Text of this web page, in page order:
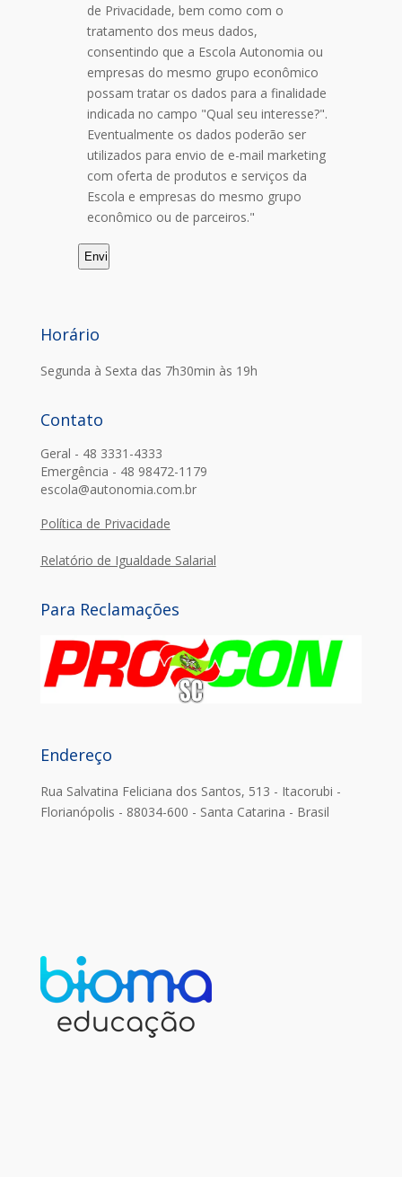
de Privacidade, bem como com o
tratamento dos meus dados,
consentindo que a Escola Autonomia ou
empresas do mesmo grupo econômico
possam tratar os dados para a finalidade
indicada no campo "Qual seu interesse?".
Eventualmente os dados poderão ser
utilizados para envio de e-mail marketing
com oferta de produtos e serviços da
Escola e empresas do mesmo grupo
econômico ou de parceiros."
Horário
Segunda à Sexta das 7h30min às 19h
Contato
Geral - 48 3331-4333
Emergência - 48 98472-1179
escola@autonomia.com.br
Política de Privacidade
Relatório de Igualdade Salarial
Para Reclamações
Endereço
Rua Salvatina Feliciana dos Santos, 513 - Itacorubi -
Florianópolis - 88034-600 - Santa Catarina - Brasil